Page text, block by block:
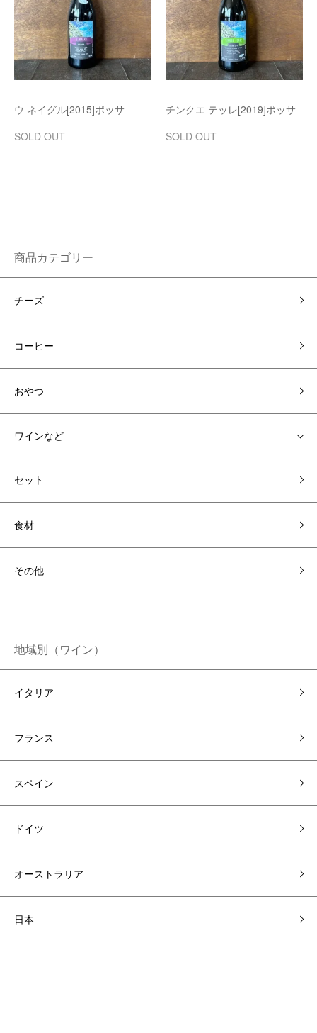
ウ ネイグル[2015]ポッサ
SOLD OUT
チンクエ テッレ[2019]ポッサ
SOLD OUT
商品カテゴリー
チーズ
コーヒー
おやつ
ワインなど
セット
食材
その他
地域別（ワイン）
イタリア
フランス
スペイン
ドイツ
オーストラリア
日本